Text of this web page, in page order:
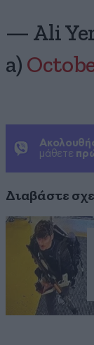
— Ali
a)
μάθετε
Διαβάστε